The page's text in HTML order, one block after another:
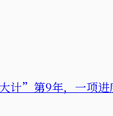
计”第9年，一项进